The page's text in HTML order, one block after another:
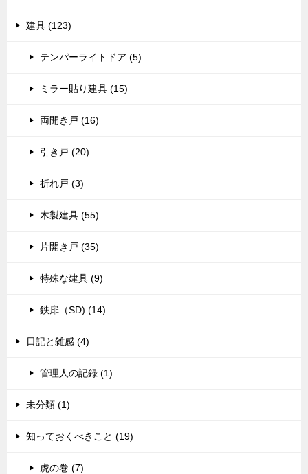
建具 (123)
テンパーライトドア (5)
ミラー貼り建具 (15)
両開き戸 (16)
引き戸 (20)
折れ戸 (3)
木製建具 (55)
片開き戸 (35)
特殊な建具 (9)
鉄扉（SD) (14)
日記と雑感 (4)
管理人の記録 (1)
未分類 (1)
知っておくべきこと (19)
虎の巻 (7)